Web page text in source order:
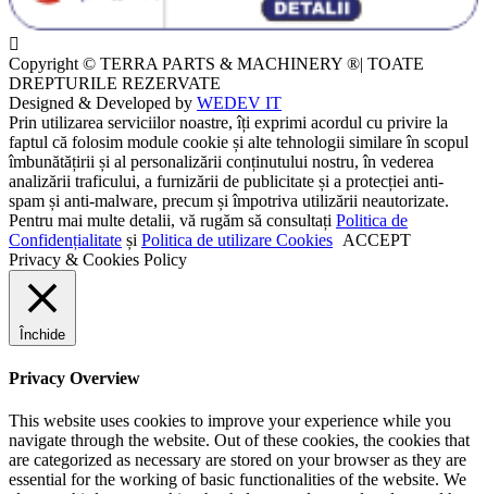
Copyright © TERRA PARTS & MACHINERY ®| TOATE
DREPTURILE REZERVATE
Designed & Developed by WEDEV IT
Prin utilizarea serviciilor noastre, îți exprimi acordul cu privire la
faptul că folosim module cookie și alte tehnologii similare în scopul
îmbunătățirii și al personalizării conținutului nostru, în vederea
analizării traficului, a furnizării de publicitate și a protecției anti-
spam și anti-malware, precum și împotriva utilizării neautorizate.
Pentru mai multe detalii, vă rugăm să consultați Politica de
Confidențialitate și Politica de utilizare Cookies ACCEPT
Privacy & Cookies Policy
Închide
Privacy Overview
This website uses cookies to improve your experience while you
navigate through the website. Out of these cookies, the cookies that
are categorized as necessary are stored on your browser as they are
essential for the working of basic functionalities of the website. We